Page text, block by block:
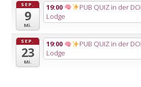
SEP.
9
Mi.
19:00 PUB QUIZ in der
Lodge
SEP.
23
Mi.
19:00 PUB QUIZ in der
Lodge